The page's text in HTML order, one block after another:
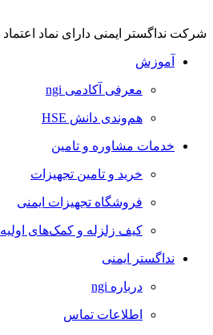
شرکت نداگستر ایمنی دارای نماد اعتماد
آموزش
معرفی آکادمی ngi
هم‌وندی دانش HSE
خدمات مشاوره و تامین
خرید و تامین تجهیزات
فروشگاه تجهیزات ایمنی
کیف زلزله و کمک‌های اولیه
نداگستر ایمنی
درباره ngi
اطلاعات تماس